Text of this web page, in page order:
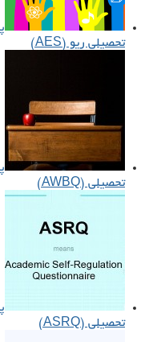
تحصیلی ریو (AES)
تحصیلی (AWBQ)
تحصیلی (ASRQ)